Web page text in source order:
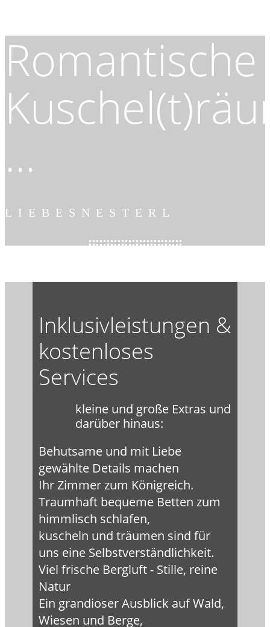
Romantische
...
LIEBESNESTERL
Inklusivleistungen &
kostenloses
Services
kleine und große Extras und
darüber hinaus:
Behutsame und mit Liebe
gewählte Details machen
Ihr Zimmer zum Königreich.
Traumhaft bequeme Betten zum
himmlisch schlafen,
kuscheln und träumen sind für
uns eine Selbstverständlichkeit.
Viel frische Bergluft - Stille, reine
Natur
Ein grandioser Ausblick auf Wald,
Wiesen und Berge,